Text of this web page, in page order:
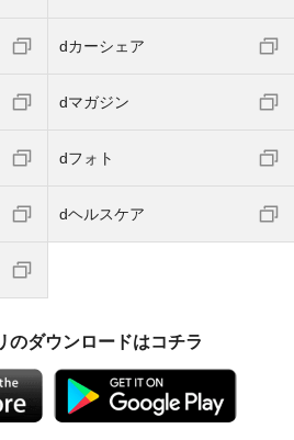
dカーシェア
dマガジン
dフォト
dヘルスケア
のダウンロードはコチラ